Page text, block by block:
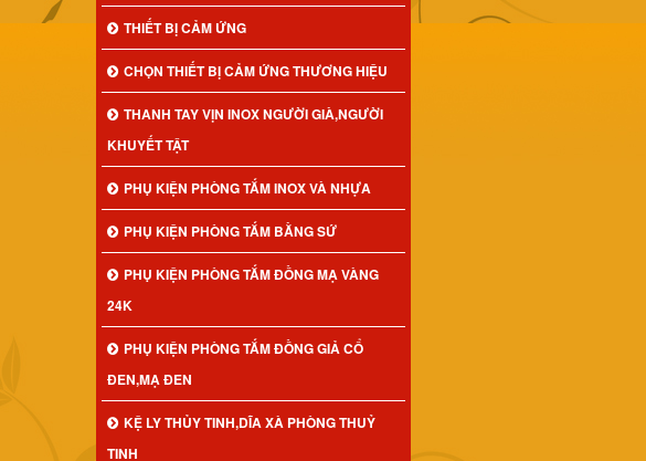
THIẾT BỊ CẢM ỨNG
CHỌN THIẾT BỊ CẢM ỨNG THƯƠNG HIỆU
THANH TAY VỊN INOX NGƯỜI GIÀ,NGƯỜI
KHUYẾT TẬT
PHỤ KIỆN PHÒNG TẮM INOX VÀ NHỰA
PHỤ KIỆN PHÒNG TẮM BẰNG SỨ
PHỤ KIỆN PHÒNG TẮM ĐỒNG MẠ VÀNG
24K
PHỤ KIỆN PHÒNG TẮM ĐỒNG GIẢ CỔ
ĐEN,MẠ ĐEN
KỆ LY THỦY TINH,DĨA XÀ PHÒNG THUỶ
TINH